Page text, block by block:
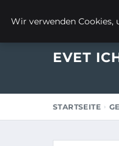
EVET
STARTSEITE
Wir verwenden Cookies,